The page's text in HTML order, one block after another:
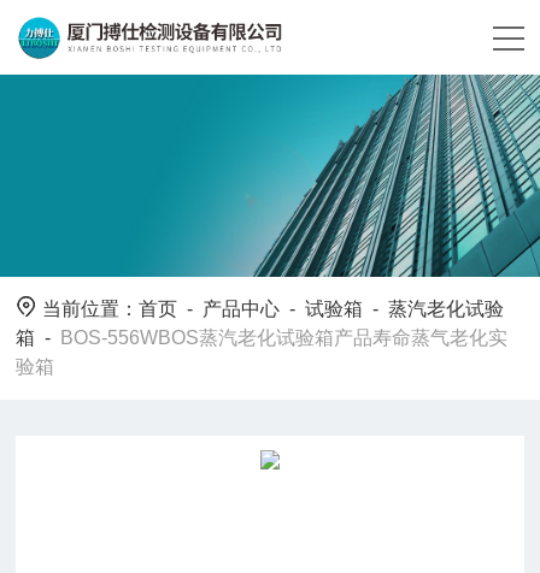
当前位置：首页 - 产品中心 -试验箱 -蒸汽老化试验
箱 -
BOS-556WBOS蒸汽老化试验箱产品寿命蒸气老化实
验箱